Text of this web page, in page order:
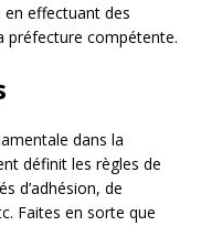
effectuant des
préfecture compétente.
dans la
définit les règles de
d’adhésion, de
Faites en sorte que